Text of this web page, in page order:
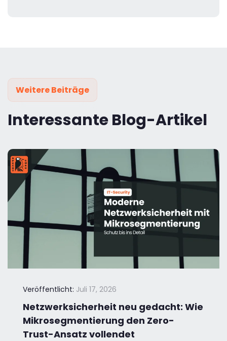
Weitere Beiträge
Interessante Blog-Artikel
Veröffentlicht: Juli 17, 2026
Netzwerksicherheit neu gedacht: Wie
Mikrosegmentierung den Zero-
Trust-Ansatz vollendet